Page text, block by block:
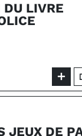
DU LIVRE
JEUX DE